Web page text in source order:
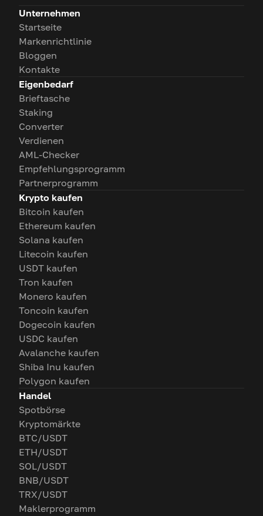
Unternehmen
Startseite
Markenrichtlinie
Bloggen
Kontakte
Eigenbedarf
Brieftasche
Staking
Converter
Verdienen
AML-Checker
Empfehlungsprogramm
Partnerprogramm
Krypto kaufen
Bitcoin kaufen
Ethereum kaufen
Solana kaufen
Litecoin kaufen
USDT kaufen
Tron kaufen
Monero kaufen
Toncoin kaufen
Dogecoin kaufen
USDC kaufen
Avalanche kaufen
Shiba Inu kaufen
Polygon kaufen
Handel
Spotbörse
Kryptomärkte
BTC/USDT
ETH/USDT
SOL/USDT
BNB/USDT
TRX/USDT
Maklerprogramm